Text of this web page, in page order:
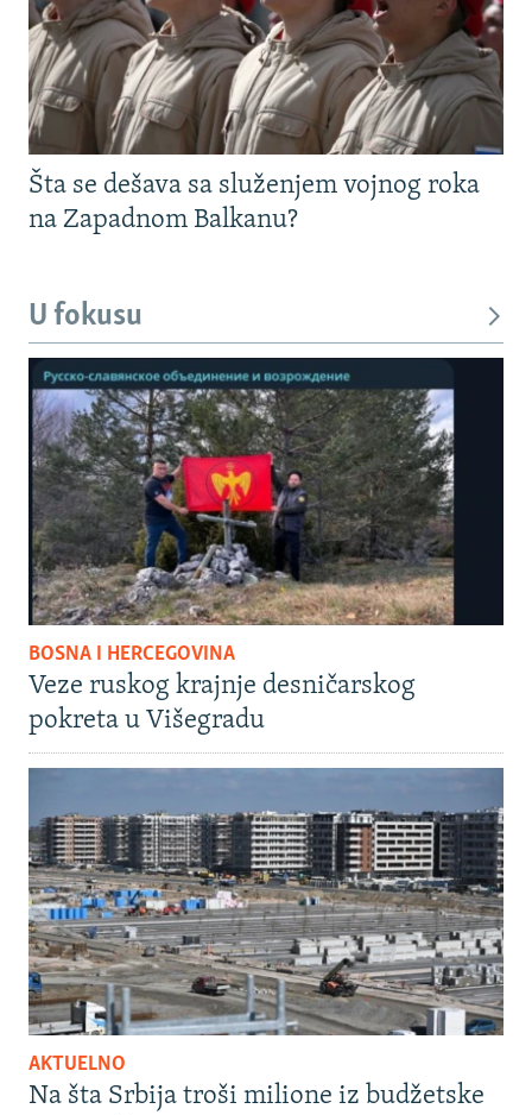
Šta se dešava sa služenjem vojnog roka
na Zapadnom Balkanu?
U fokusu
BOSNA I HERCEGOVINA
Veze ruskog krajnje desničarskog
pokreta u Višegradu
AKTUELNO
Na šta Srbija troši milione iz budžetske